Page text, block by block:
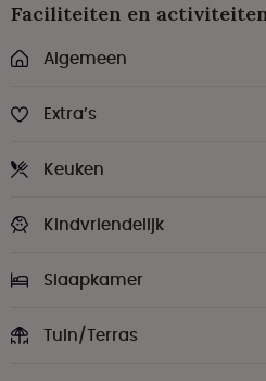
Faciliteiten en
Algemeen
Extra’s
Keuken
Kindvriendelijk
Slaapkamer
Tuin/Terras